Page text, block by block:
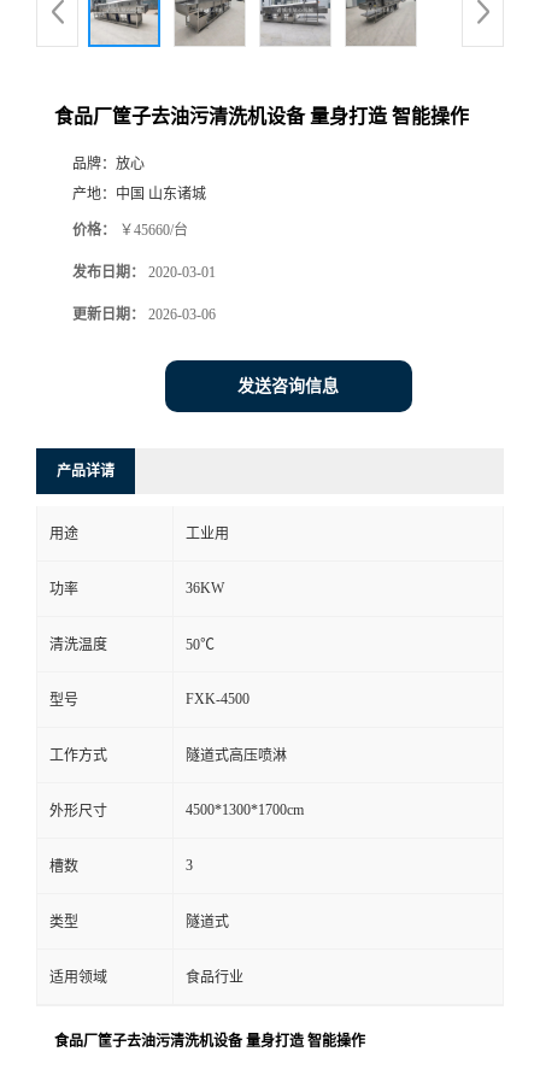
食品厂筐子去油污清洗机设备 量身打造 智能操作
品牌： 放心
产地： 中国 山东诸城
价格： ￥45660/台
发布日期： 2020-03-01
更新日期： 2026-03-06
发送咨询信息
产品详请
用途 工业用
功率 36KW
清洗温度 50℃
型号 FXK-4500
工作方式 隧道式高压喷淋
外形尺寸 4500*1300*1700cm
槽数 3
类型 隧道式
适用领域 食品行业
食品厂筐子去油污清洗机设备 量身打造 智能操作